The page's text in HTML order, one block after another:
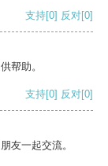
支持[0] 反对[0]
帮助。
支持[0] 反对[0]
友一起交流。